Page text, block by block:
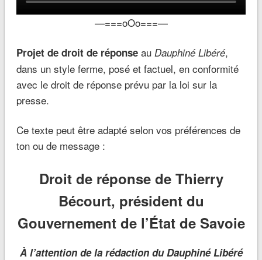
—===oOo===—
Projet de droit de réponseau Dauphiné Libéré,
dans un style ferme, posé et factuel, en conformité
avec le droit de réponse prévu par la loi sur la
presse.
Ce texte peut être adapté selon vos préférences de
ton ou de message :
Droit de réponse de Thierry
Bécourt, président du
Gouvernement de l’État de Savoie
À l’attention de la rédaction du Dauphiné Libéré